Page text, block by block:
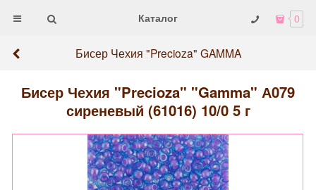
Каталог 0
Бисер Чехия "Precioza" GAMMA
Бисер Чехия "Precioza" "Gamma" А079
сиреневый (61016) 10/0 5 г